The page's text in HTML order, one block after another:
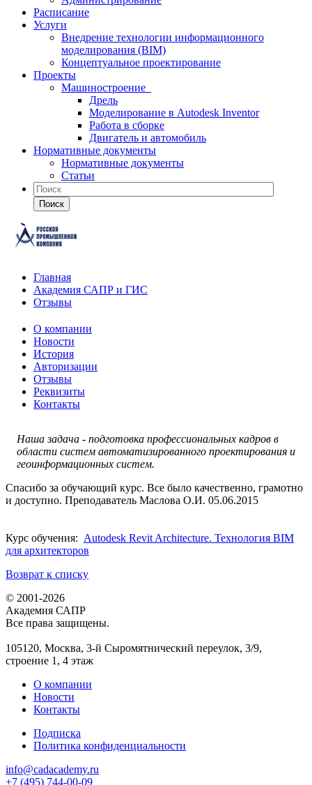
Расписание
Услуги
Внедрение технологии информационного
моделирования (BIM)
Концептуальное проектирование
Проекты
Машиностроение
Дрель
Моделирование в Autodesk Inventor
Работа в сборке
Двигатель и автомобиль
Нормативные документы
Нормативные документы
Статьи
Поиск
Главная
Академия САПР и ГИС
Отзывы
О компании
Новости
История
Авторизации
Отзывы
Реквизиты
Контакты
Наша задача - подготовка профессиональных кадров в
области систем автоматизированного проектирования и
геоинформационных систем.
Спасибо за обучающий курс. Все было качественно, грамотно
и доступно. Преподаватель Маслова О.И. 05.06.2015
Курс обучения: Autodesk Revit Architecture. Технология BIM
для архитекторов
Возврат к списку
© 2001-2026
Академия САПР
Все права защищены.
105120, Москва, 3-й Сыромятнический переулок, 3/9,
строение 1, 4 этаж
О компании
Новости
Контакты
Подписка
Политика конфиденциальности
info@cadacademy.ru
+7 (495) 744-00-09